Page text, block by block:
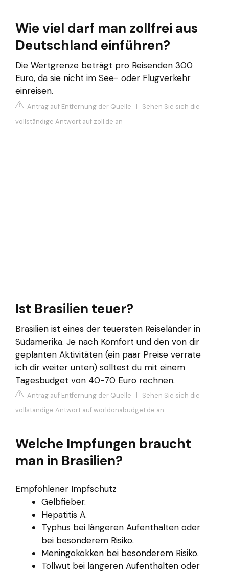
Wie viel darf man zollfrei aus
Deutschland einführen?
Die Wertgrenze beträgt pro Reisenden 300
Euro, da sie nicht im See- oder Flugverkehr
einreisen.
Antrag auf Entfernung der Quelle | Sehen Sie sich die
vollständige Antwort auf zoll.de an
Ist Brasilien teuer?
Brasilien ist eines der teuersten Reiseländer in
Südamerika. Je nach Komfort und den von dir
geplanten Aktivitäten (ein paar Preise verrate
ich dir weiter unten) solltest du mit einem
Tagesbudget von 40-70 Euro rechnen.
Antrag auf Entfernung der Quelle | Sehen Sie sich die
vollständige Antwort auf worldonabudget.de an
Welche Impfungen braucht
man in Brasilien?
Empfohlener Impfschutz
Gelbfieber.
Hepatitis A.
Typhus bei längeren Aufenthalten oder
bei besonderem Risiko.
Meningokokken bei besonderem Risiko.
Tollwut bei längeren Aufenthalten oder